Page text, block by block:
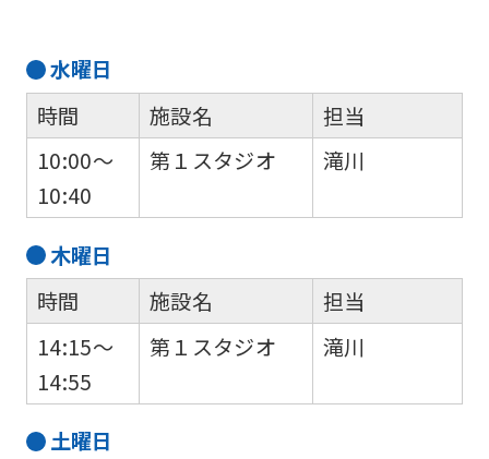
水曜日
時間
10:00～
10:40
施設名
第１スタジオ
担当
滝川
木曜日
時間
14:15～
14:55
施設名
第１スタジオ
担当
滝川
土曜日
differ
the
that
fully